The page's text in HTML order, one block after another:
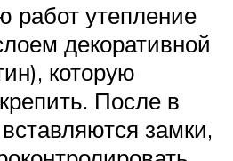
работ утепление
декоративной
которую
После в
замки,